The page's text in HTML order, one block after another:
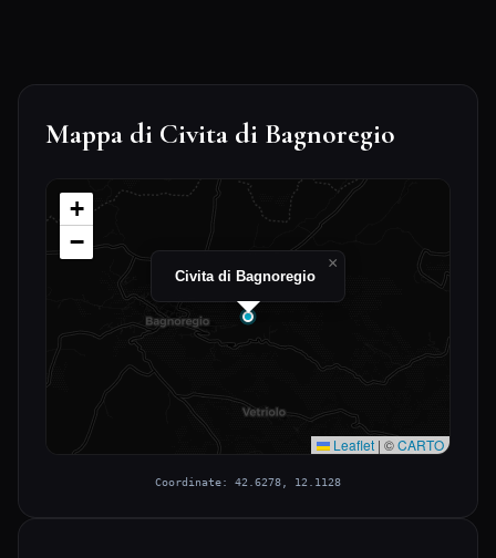
Mappa di Civita di Bagnoregio
Civita di Bagnoregio
×
+
−
Leaflet | ©CARTO
Coordinate: 42.6278, 12.1128